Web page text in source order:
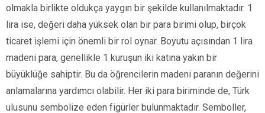
olmakla birlikte oldukça yaygın bir şekilde kullanılmaktadır. 1
lira ise, değeri daha yüksek olan bir para birimi olup, birçok
ticaret işlemi için önemli bir rol oynar. Boyutu açısından 1 lira
madeni para, genellikle 1 kuruşun iki katına yakın bir
büyüklüğe sahiptir. Bu da öğrencilerin madeni paranın değerini
anlamalarına yardımcı olabilir. Her iki para biriminde de, Türk
ulusunu sembolize eden figürler bulunmaktadır. Semboller,